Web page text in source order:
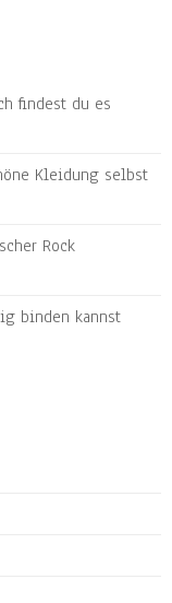
findest du es
Kleidung selbst
Rock
binden kannst